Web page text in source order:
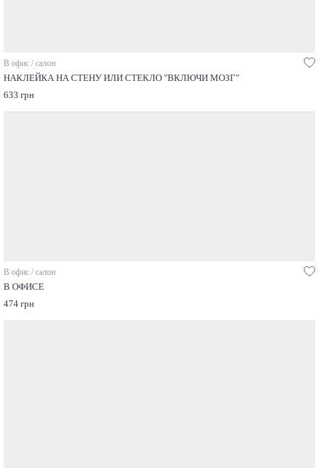
В офис / салон
НАКЛЕЙКА НА СТЕНУ ИЛИ СТЕКЛО "ВКЛЮЧИ МОЗГ"
633 грн
В офис / салон
В ОФИСЕ
474 грн